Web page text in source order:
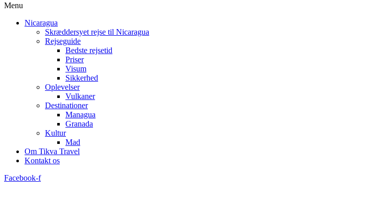
Menu
Nicaragua
Skræddersyet rejse til Nicaragua
Rejseguide
Bedste rejsetid
Priser
Visum
Sikkerhed
Oplevelser
Vulkaner
Destinationer
Managua
Granada
Kultur
Mad
Om Tikva Travel
Kontakt os
Facebook-f